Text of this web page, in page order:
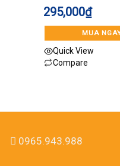
Được xếp
hạng5.005
sao
295,000₫
MUA
Quick View
Compare
0965.943.988